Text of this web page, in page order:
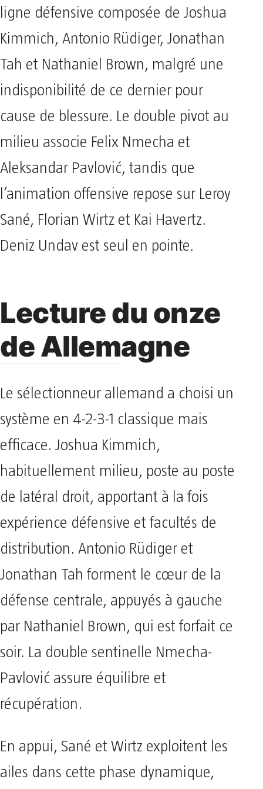
ligne défensive composée de Joshua
Kimmich, Antonio Rüdiger, Jonathan
Tah et Nathaniel Brown, malgré une
indisponibilité de ce dernier pour
cause de blessure. Le double pivot au
milieu associe Felix Nmecha et
Aleksandar Pavlović, tandis que
l’animation offensive repose sur Leroy
Sané, Florian Wirtz et Kai Havertz.
Deniz Undav est seul en pointe.
Lecture du onze
de Allemagne
Le sélectionneur allemand a choisi un
système en 4-2-3-1 classique mais
efficace. Joshua Kimmich,
habituellement milieu, poste au poste
de latéral droit, apportant à la fois
expérience défensive et facultés de
distribution. Antonio Rüdiger et
Jonathan Tah forment le cœur de la
défense centrale, appuyés à gauche
par Nathaniel Brown, qui est forfait ce
soir. La double sentinelle Nmecha-
Pavlović assure équilibre et
récupération.
En appui, Sané et Wirtz exploitent les
ailes dans cette phase dynamique,